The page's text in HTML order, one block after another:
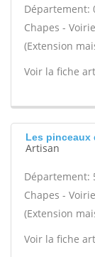
Département:
Chapes -
(Extension
Voir la fiche
Les pinceaux
Artisan
Département:
Chapes -
(Extension
Voir la fiche